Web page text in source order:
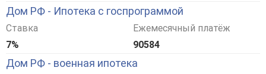
Дом РФ - Ипотека с госпрограммой
Ставка
7%
Ежемесячный платёж
90584
Дом РФ - военная ипотека